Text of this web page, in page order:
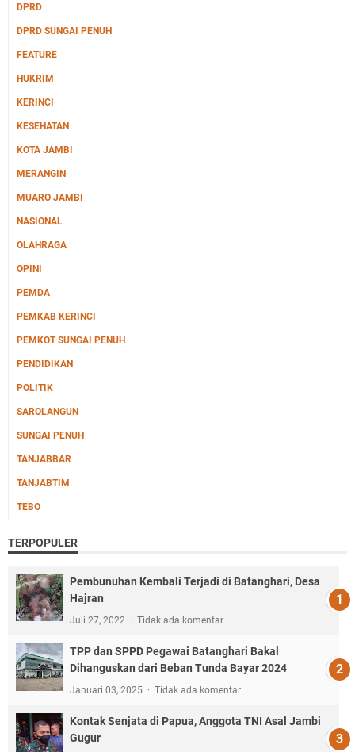
DPRD
DPRD SUNGAI PENUH
FEATURE
HUKRIM
KERINCI
KESEHATAN
KOTA JAMBI
MERANGIN
MUARO JAMBI
NASIONAL
OLAHRAGA
OPINI
PEMDA
PEMKAB KERINCI
PEMKOT SUNGAI PENUH
PENDIDIKAN
POLITIK
SAROLANGUN
SUNGAI PENUH
TANJABBAR
TANJABTIM
TEBO
TERPOPULER
Pembunuhan Kembali Terjadi di Batanghari, Desa
Hajran
Juli 27, 2022 Tidak ada komentar
TPP dan SPPD Pegawai Batanghari Bakal
Dihanguskan dari Beban Tunda Bayar 2024
Januari 03, 2025 Tidak ada komentar
Kontak Senjata di Papua, Anggota TNI Asal Jambi
Gugur